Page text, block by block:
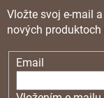
Vložte svoj e-mail
nových
Email